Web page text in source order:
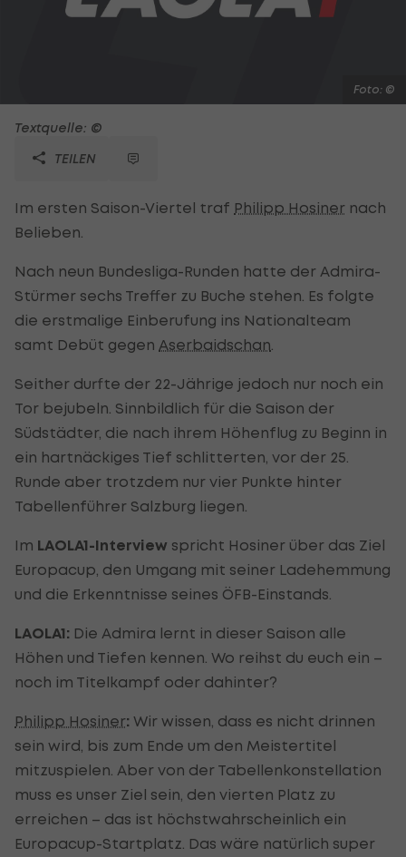
Foto: ©
Textquelle: ©
TEILEN
Im ersten Saison-Viertel traf Philipp Hosiner nach
Belieben.
Nach neun Bundesliga-Runden hatte der Admira-
Stürmer sechs Treffer zu Buche stehen. Es folgte
die erstmalige Einberufung ins Nationalteam
samt Debüt gegen Aserbaidschan
Seither durfte der 22-Jährige jedoch nur noch ein
Tor bejubeln. Sinnbildlich für die Saison der
Südstädter, die nach ihrem Höhenflug zu Beginn in
ein hartnäckiges Tief schlitterten, vor der 25.
Runde aber trotzdem nur vier Punkte hinter
Tabellenführer Salzburg liegen.
Im LAOLA1-Interview spricht Hosiner über das Ziel
Europacup, den Umgang mit seiner Ladehemmung
und die Erkenntnisse seines ÖFB-Einstands.
LAOLA1: Die Admira lernt in dieser Saison alle
Höhen und Tiefen kennen. Wo reihst du euch ein –
noch im Titelkampf oder dahinter?
Philipp Hosiner: Wir wissen, dass es nicht drinnen
sein wird, bis zum Ende um den Meistertitel
mitzuspielen. Aber von der Tabellenkonstellation
muss es unser Ziel sein, den vierten Platz zu
erreichen – das ist höchstwahrscheinlich ein
Europacup-Startplatz. Das wäre natürlich super